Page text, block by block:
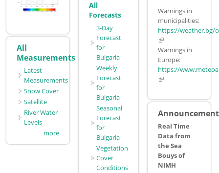
All
Measurements
Latest
Measurements
Snow Cover
Satellite
River Water
Levels
more
All
Forecasts
3-Day
Forecast
for
Bulgaria
Weekly
Forecast
for
Bulgaria
Seasonal
Forecast
for
Bulgaria
Vegetation
Cover
Conditions
Warnings in
municipalities:
https://weather.bg/
(link is external)
Warnings in
Europe:
https://
(link is external)
Real Time
Data from
the Sea
Bouys of
NIMH